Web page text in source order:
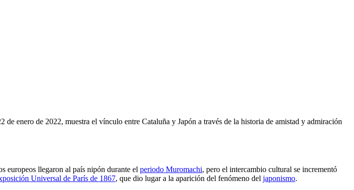
de enero de 2022, muestra el vínculo entre Cataluña y Japón a través de la historia de amistad y admiración
europeos llegaron al país nipón durante el periodo Muromachi, pero el intercambio cultural se incrementó
Universal de París de 1867, que dio lugar a la aparición del fenómeno del japonismo.